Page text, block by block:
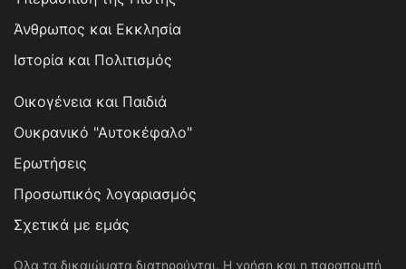
Άνθρωπος και Εκκλησία
Ιστορία και Πολιτισμός
Οικογένεια και Παιδιά
Ουκρανικό "Αυτοκέφαλο"
Ερωτήσεις
Προσωπικός λογαριασμός
Σχετικά με εμάς
Ολα τα δικαιώματα διατηρούνται. Η χρήση και η παραπομπή